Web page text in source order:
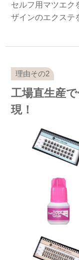
セルフ用マツエク
ザインのエクステ
工場直生産
現！